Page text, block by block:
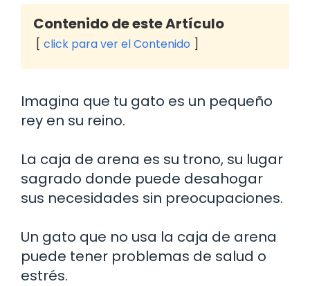
Contenido de este Artículo
click para ver el Contenido
Imagina que tu gato es un pequeño
rey en su reino.
La caja de arena es su trono, su lugar
sagrado donde puede desahogar
sus necesidades sin preocupaciones.
Un gato que no usa la caja de arena
puede tener problemas de salud o
estrés.